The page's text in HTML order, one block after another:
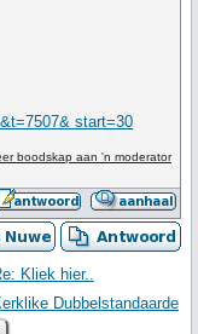
start=30
boodskap aan 'n moderator
Kliek hier..
Dubbelstandaarde